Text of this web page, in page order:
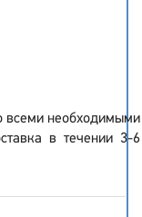
всеми необходимыми
в течении 3-6